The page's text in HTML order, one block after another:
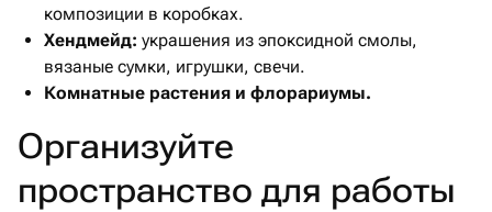
композиции в коробках.
Хендмейд: украшения из эпоксидной смолы,
вязаные сумки, игрушки, свечи.
Комнатные растения и флорариумы.
Организуйте
пространство для работы